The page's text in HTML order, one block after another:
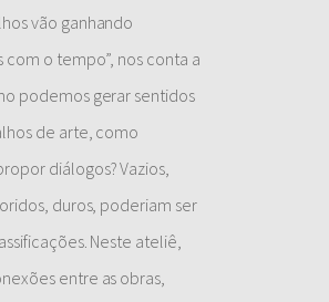
vão ganhando
com o tempo”, nos conta a
podemos gerar sentidos
de arte, como
diálogos? Vazios,
duros, poderiam ser
Neste ateliê,
entre as obras,